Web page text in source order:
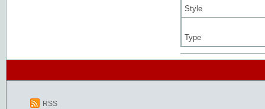
Style
Type
RSS